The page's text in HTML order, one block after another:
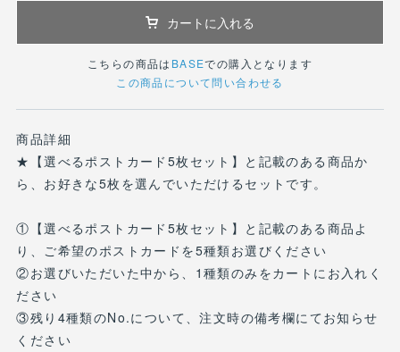
カートに入れる
こちらの商品は BASEでの購入となります
この商品について問い合わせる
商品詳細
★【選べるポストカード5枚セット】と記載のある商品か
ら、お好きな5枚を選んでいただけるセットです。
①【選べるポストカード5枚セット】と記載のある商品よ
り、ご希望のポストカードを5種類お選びください
②お選びいただいた中から、1種類のみをカートにお入れく
ださい
③残り4種類のNo.について、注文時の備考欄にてお知らせ
ください